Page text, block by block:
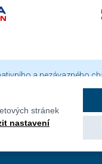
a nezávazného
na vyžádání
akce.
šíření je bez našeho
stránek
nastavení